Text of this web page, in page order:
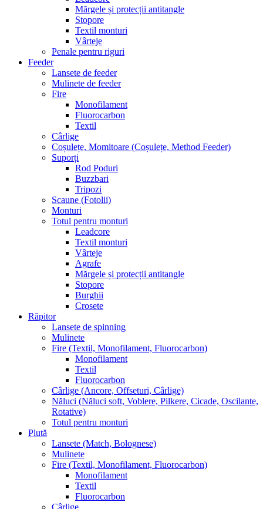
Mărgele și protecții antitangle
Stopore
Textil monturi
Vârteje
Penale pentru riguri
Feeder
Lansete de feeder
Mulinete de feeder
Fire
Monofilament
Fluorocarbon
Textil
Cârlige
Coșulețe, Momitoare (Coșulețe, Method Feeder)
Suporți
Rod Poduri
Buzzbari
Tripozi
Scaune (Fotolii)
Monturi
Totul pentru monturi
Leadcore
Textil monturi
Vârteje
Agrafe
Mărgele și protecții antitangle
Stopore
Burghii
Crosete
Răpitor
Lansete de spinning
Mulinete
Fire (Textil, Monofilament, Fluorocarbon)
Monofilament
Textil
Fluorocarbon
Cârlige (Ancore, Offseturi, Cârlige)
Năluci (Năluci soft, Voblere, Pilkere, Cicade, Oscilante,
Rotative)
Totul pentru monturi
Plută
Lansete (Match, Bolognese)
Mulinete
Fire (Textil, Monofilament, Fluorocarbon)
Monofilament
Textil
Fluorocarbon
Cârlige